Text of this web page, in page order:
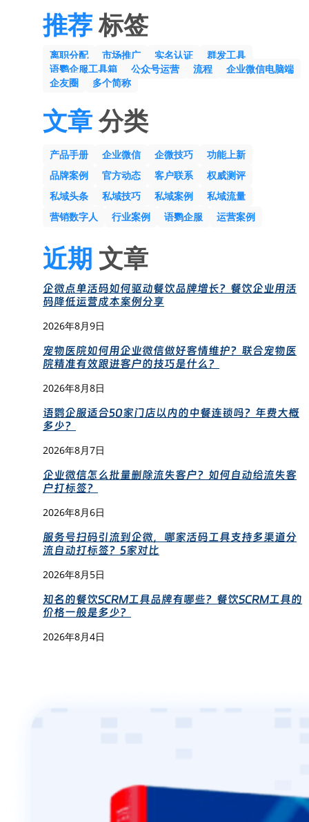
推荐标签
离职分配 市场推广 实名认证
群发工具
语鹦企服工具箱
公众号运营 流程
企业微信电脑端
企友圈
多个简称
文章分类
产品手册 企业微信 企微技巧
功能上新
品牌案例
官方动态 客户联系
权威测评
私域头条
私域技巧 私域案例
私域流量
营销数字人
行业案例 语鹦企服 运营案例
近期 文章
企微点单活码如何驱动餐饮品牌增长？餐饮企业用活
码降低运营成本案例分享
2026年8月9日
宠物医院如何用企业微信做好客情维护？联合宠物医
院精准有效跟进客户的技巧是什么？
2026年8月8日
语鹦企服适合50家门店以内的中餐连锁吗？年费大概
多少？
2026年8月7日
企业微信怎么批量删除流失客户？如何自动给流失客
户打标签？
2026年8月6日
服务号扫码引流到企微，哪家活码工具支持多渠道分
流自动打标签？5家对比
2026年8月5日
知名的餐饮SCRM工具品牌有哪些？餐饮SCRM工具的
价格一般是多少？
2026年8月4日